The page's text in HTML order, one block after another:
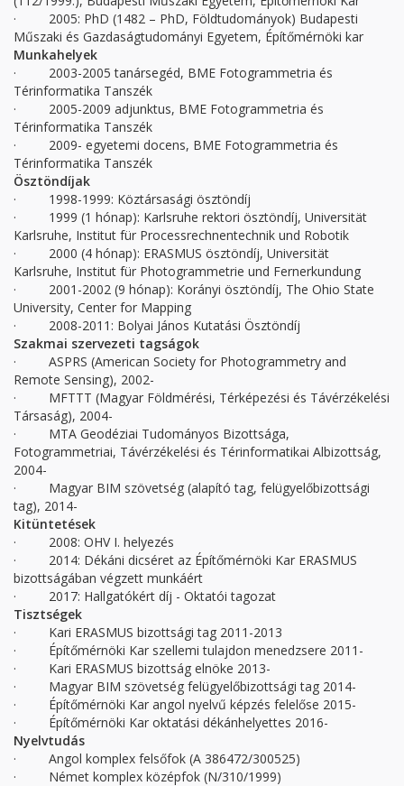
· 2005: PhD (1482 – PhD, Földtudományok) Budapesti
Műszaki és Gazdaságtudományi Egyetem, Építőmérnöki kar
Munkahelyek
· 2003-2005 tanársegéd, BME Fotogrammetria és
Térinformatika Tanszék
· 2005-2009 adjunktus, BME Fotogrammetria és
Térinformatika Tanszék
· 2009- egyetemi docens, BME Fotogrammetria és
Térinformatika Tanszék
Ösztöndíjak
· 1998-1999: Köztársasági ösztöndíj
· 1999 (1 hónap): Karlsruhe rektori ösztöndíj, Universität
Karlsruhe, Institut für Processrechnentechnik und Robotik
· 2000 (4 hónap): ERASMUS ösztöndíj, Universität
Karlsruhe, Institut für Photogrammetrie und Fernerkundung
· 2001-2002 (9 hónap): Korányi ösztöndíj, The Ohio State
University, Center for Mapping
· 2008-2011: Bolyai János Kutatási Ösztöndíj
Szakmai szervezeti tagságok
· ASPRS (American Society for Photogrammetry and
Remote Sensing), 2002-
· MFTTT (Magyar Földmérési, Térképezési és Távérzékelési
Társaság), 2004-
· MTA Geodéziai Tudományos Bizottsága,
Fotogrammetriai, Távérzékelési és Térinformatikai Albizottság,
2004-
· Magyar BIM szövetség (alapító tag, felügyelőbizottsági
tag), 2014-
Kitüntetések
· 2008: OHV I. helyezés
· 2014: Dékáni dicséret az Építőmérnöki Kar ERASMUS
bizottságában végzett munkáért
· 2017: Hallgatókért díj - Oktatói tagozat
Tisztségek
· Kari ERASMUS bizottsági tag 2011-2013
· Építőmérnöki Kar szellemi tulajdon menedzsere 2011-
· Kari ERASMUS bizottság elnöke 2013-
· Magyar BIM szövetség felügyelőbizottsági tag 2014-
· Építőmérnöki Kar angol nyelvű képzés felelőse 2015-
· Építőmérnöki Kar oktatási dékánhelyettes 2016-
Nyelvtudás
· Angol komplex felsőfok (A 386472/300525)
· Német komplex középfok (N/310/1999)